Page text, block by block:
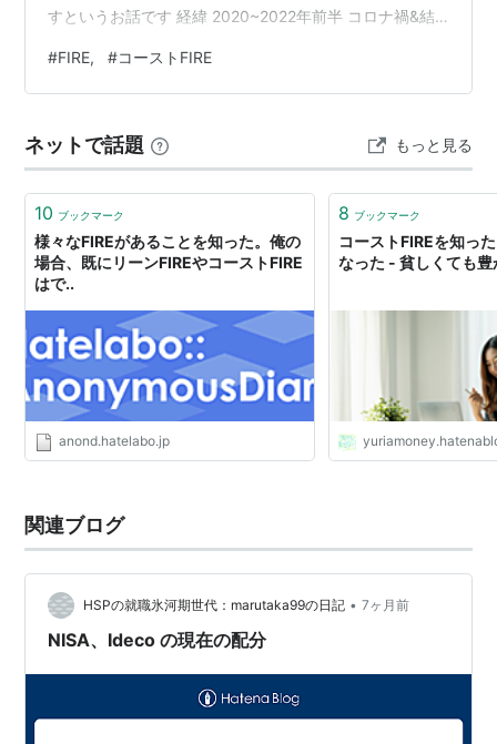
すというお話です 経緯 2020~2022年前半 コロナ禍&結
ん状態で貯蓄が捗る 2022年後半 家を購入 家の購入を機
に、貯蓄だけじゃまずいとなり年末ごろ投資を開始 2023
する 試算すると50代後半か60歳くらいに達成しそう 頑
張っても…
#FIRE, #コーストFIRE
ネットで話題 もっと見る
10 ブックマーク
様々なFIREがあることを知った。俺の
場合、既にリーンFIREやコーストFIRE
はで..
anond.hatelabo.jp
8 ブックマーク
コーストFIREを知っ
なった - 貧しくても
関連ブログ
HSPの就職氷河期世代：marutaka99の日記 • 7ヶ月前
NISA、Ideco の現在の配分